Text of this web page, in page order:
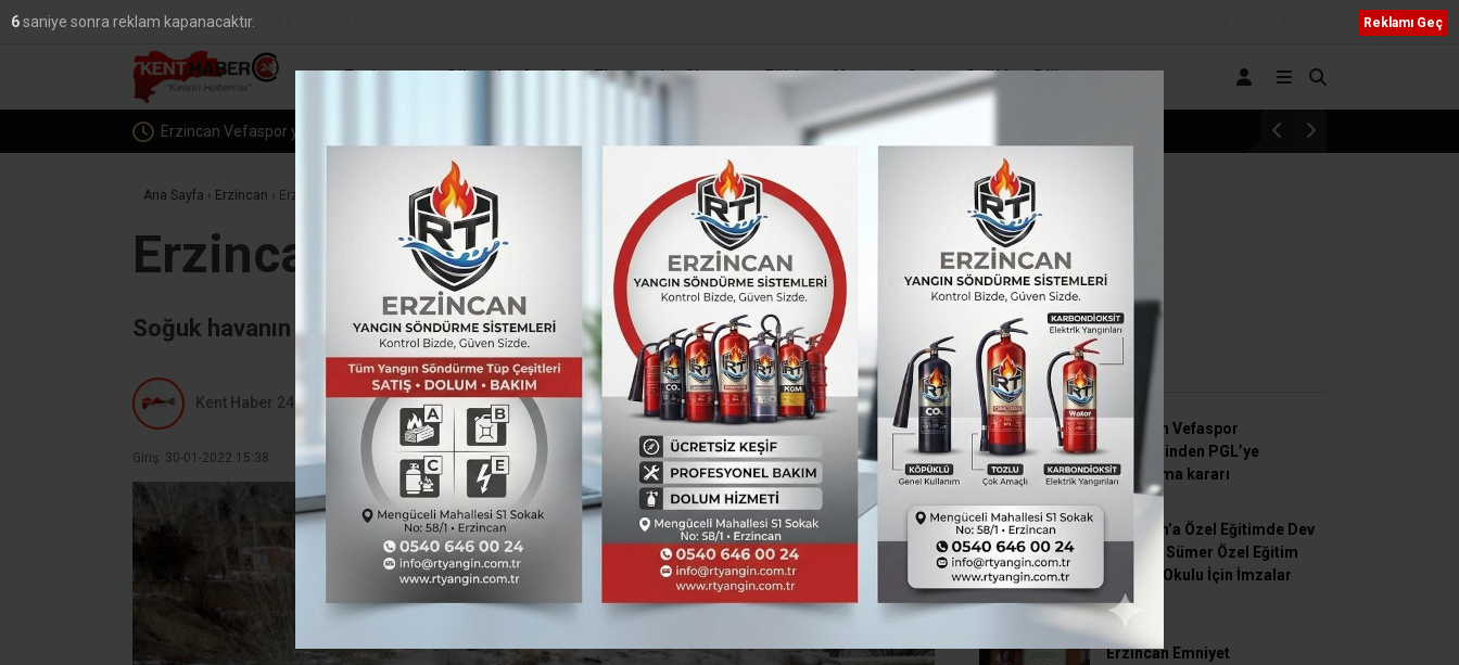
YAZARLAR
Erzincan Güncel Asayiş Ekonomi Siyaset Eğitim Yaşam Spor Sağlık Diğer
Erzincan’a Özel Eğitimde Dev Yatırım: Sümer Özel Eğitim Meslek Okulu İçin İmzalar Atıldı”
Ana Sayfa › Erzincan › Erzincan’da dereler buz tuttu
Erzincan’da dereler buz tuttu
Soğuk havanın etkili olduğu Erzincan’da dereler buz tuttu.
Kent Haber 24 TÜM YAZILARI
Giriş: 30-01-2022 15:38 Erzincan
SON HABERLER
Erzincan Vefaspor
yönetiminden PGL’ye
katılmama kararı
Erzincan’a Özel Eğitimde Dev
Yatırım: Sümer Özel Eğitim
Meslek Okulu İçin İmzalar
Atıldı”
Erzincan Emniyet
5saniye sonra reklam kapanacaktır. Reklamı Geç